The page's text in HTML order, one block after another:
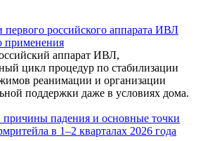
первого российского аппарата ИВЛ
применения
аппарат ИВЛ,
цикл процедур по стабилизации
реанимации и организации
поддержки даже в условиях дома.